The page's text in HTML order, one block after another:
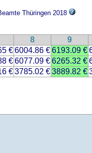
Thüringen 2018
8 9
€6004.86 €6193.09 €
€6077.09 €6265.32 €
€3785.02 €3889.82 €